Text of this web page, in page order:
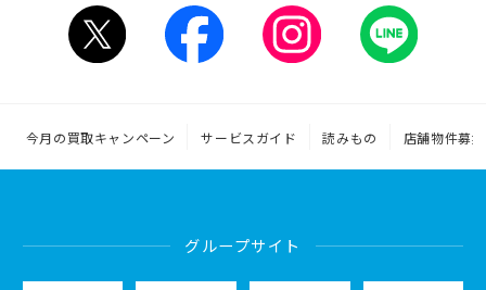
今月の買取キャンペーン サービスガイド 読みもの 店舗物件募集
グループサイト